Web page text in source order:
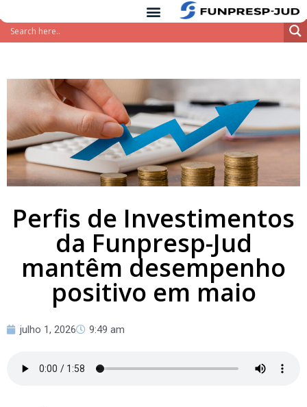
Pular
conteúdo
Perfis de Investimentos
da Funpresp-Jud
mantêm desempenho
positivo em maio
julho 1, 2026 9:49 am